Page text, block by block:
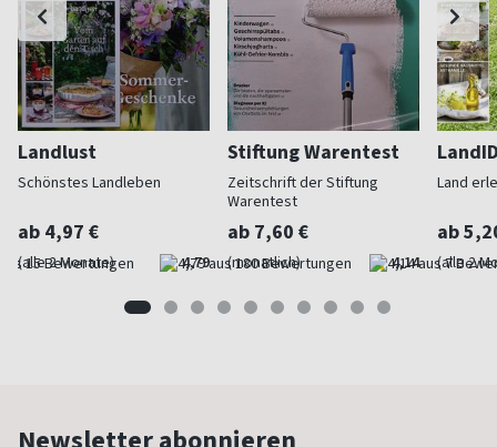
Landlust
Schönstes Landleben
ab 4,97 €
(alle 2 Monate) 4,79
Stiftung Warentest
Zeitschrift der Stiftung
Warentest
ab 7,60 €
(monatlich) 4,14
Land
ab
(alle 2